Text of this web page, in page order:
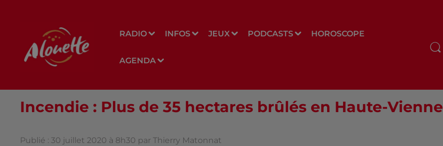
RADIO INFOS JEUX PODCASTS HOROSCOPE
AGENDA
Incendie : Plus de 35 hectares brûlés en Haute-Vienne
Publié : 30 juillet 2020 à 8h30 par Thierry Matonnat